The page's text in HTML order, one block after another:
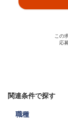
この
応
関連条件で探す
職種